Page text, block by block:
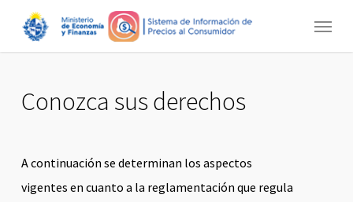
Menu
Conozca sus derechos
A continuación se determinan los aspectos
vigentes en cuanto a la reglamentación que regula